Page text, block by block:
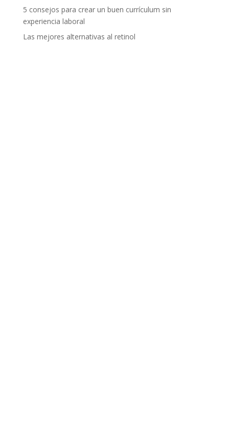
5 consejos para crear un buen currículum sin
experiencia laboral
Las mejores alternativas al retinol